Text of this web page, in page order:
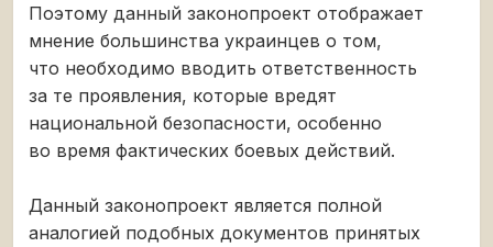
Поэтому данный законопроект отображает
мнение большинства украинцев о том,
что необходимо вводить ответственность
за те проявления, которые вредят
национальной безопасности, особенно
во время фактических боевых действий.
Данный законопроект является полной
аналогией подобных документов принятых